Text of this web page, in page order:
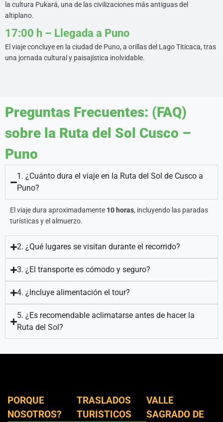
la cultura Pukará, una de las civilizaciones más antiguas del
altiplano.
17:00 h – Llegada a Puno
El viaje concluye en la ciudad de Puno, a orillas del Lago Titicaca, tras
una jornada cultural y paisajística inolvidable.
Preguntas Frecuentes: (FAQ)
sobre la Ruta del Sol Cusco –
Puno
1. ¿Cuánto dura el viaje en la Ruta del Sol de Cusco a
Puno?
El viaje dura aproximadamente 10 horas, incluyendo las paradas
turísticas y el almuerzo.
2. ¿Qué lugares se visitan durante el recorrido?
3. ¿El transporte es cómodo y seguro?
4. ¿Incluye alimentación el tour?
5. ¿Es recomendable aclimatarse antes de hacer la
Ruta del Sol?
PORQUE
NOSOTROS?
TRASLADOS
TURISTICOS
VALLE
SAGRADO DE